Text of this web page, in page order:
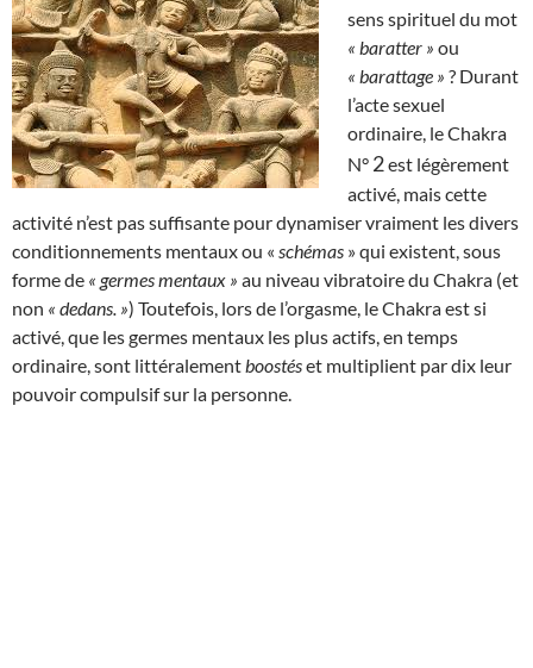
sens spirituel du mot
« baratter » ou
« barattage » ? Durant
l’acte sexuel
ordinaire, le Chakra
N° 2est légèrement
activé, mais cette
activité n’est pas suffisante pour dynamiser vraiment les divers
conditionnements mentaux ou « schémas » qui existent, sous
forme de « germes mentaux » au niveau vibratoire du Chakra (et
non « dedans. ») Toutefois, lors de l’orgasme, le Chakra est si
activé, que les germes mentaux les plus actifs, en temps
ordinaire, sont littéralement boostéset multiplient par dix leur
pouvoir compulsif sur la personne.